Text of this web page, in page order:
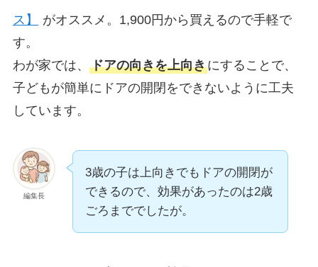
ス】
がオススメ。1,900円から買えるので手軽で
す。
わが家では、 ドアの向きを上向きにすることで、
子どもが簡単にドアの開閉をできないように工夫
しています。
編集長
3歳の子は上向きでもドアの開閉が
できるので、効果があったのは2歳
ごろまででしたが。